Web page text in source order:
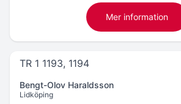
Mer information
TR 1 1193, 1194
Bengt-Olov Haraldsson
Lidköping